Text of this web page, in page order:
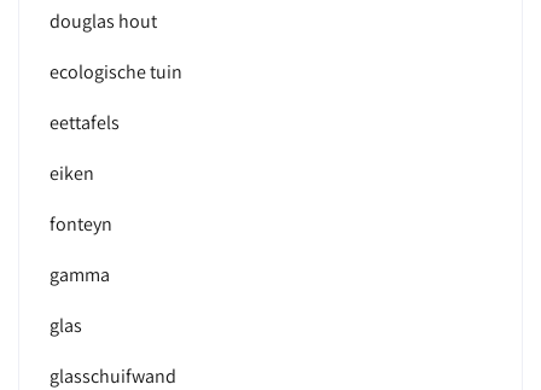
douglas hout
ecologische tuin
eettafels
eiken
fonteyn
gamma
glas
glasschuifwand